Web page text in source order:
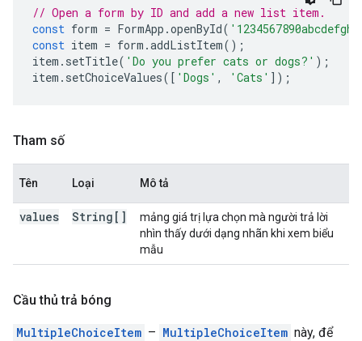
// Open a form by ID and add a new list item.
const form = FormApp .openById(
const item = form .addListItem();
item . setTitle( 'Do you prefer cats or dogs?' );
item . setChoiceValues([ 'Dogs' , 'Cats' ]);
Tham số
Tên Loại Mô tả
values String[]
mảng giá trị lựa chọn mà người trả lời
nhìn thấy dưới dạng nhãn khi xem biểu
mẫu
Cầu thủ trả bóng
MultipleChoiceItem – MultipleChoiceItem này, để